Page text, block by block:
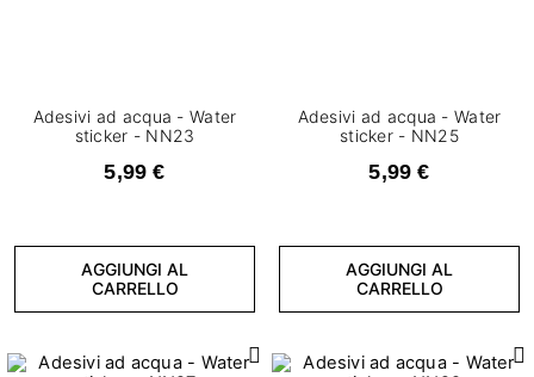
Adesivi ad acqua - Water
sticker - NN23
5,99 €
AGGIUNGI AL
CARRELLO
Adesivi ad acqua - Water
sticker - NN25
5,99 €
AGGIUNGI AL
CARRELLO